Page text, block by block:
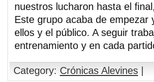
nuestros lucharon hasta el
Este grupo acaba de
ellos y el público. A seguir
entrenamiento y en cada
Category: Crónicas Alevines